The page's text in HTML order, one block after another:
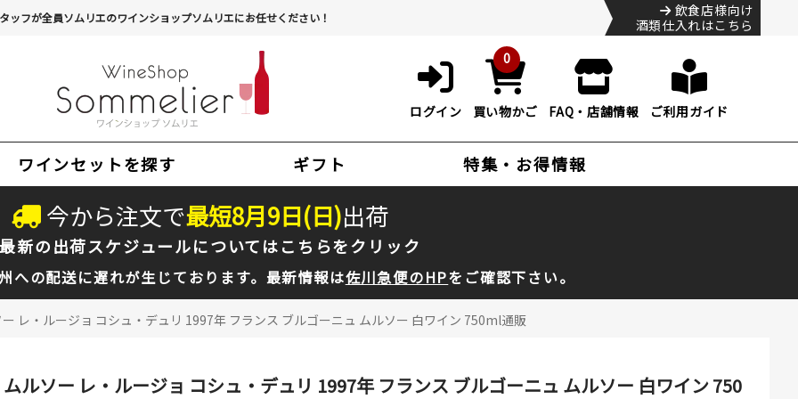
ッフが全員ソムリエのワインショップソムリエにお任せください！
飲食店様向け
酒類仕入れはこちら
ログイン
0
買い物かご FAQ・店舗情報 ご利用ガイド
ワインセットを探す ギフト 特集・お得情報
今から注文で最短8月9日(日)出荷
新の出荷スケジュールについてはこちらをクリック
への配送に遅れが生じております。最新情報は佐川急便のHPをご確認下さい。
レ・ルージョ コシュ・デュリ 1997年 フランス ブルゴーニュ ムルソー 白ワイン 750ml通販
ムルソー レ・ルージョ コシュ・デュリ 1997年 フランス ブルゴーニュ ムルソー 白ワイン 750